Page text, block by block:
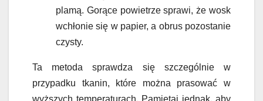
plamą. Gorące powietrze sprawi, że wosk
wchłonie się w papier, a obrus pozostanie
czysty.
Ta metoda sprawdza się szczególnie w
przypadku tkanin, które można prasować w
wyższych temperaturach. Pamiętaj jednak, aby